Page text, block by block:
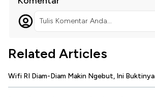
Tulis Komentar Anda...
Related Articles
Wifi RI Diam-Diam Makin Ngebut, Ini Buktinya